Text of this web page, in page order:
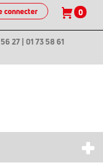
connecter 0
56 27 | 01 73 58 61